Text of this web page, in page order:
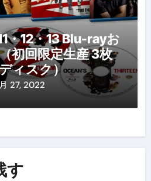
・12・13 Blu-rayお
初回限定生産 3枚
ィスク）
27, 2022
す